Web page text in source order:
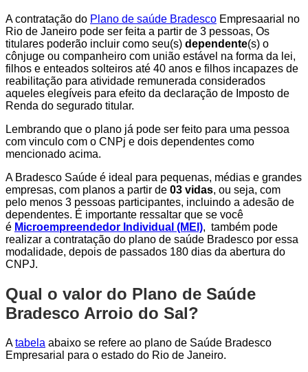
A contratação do Plano de saúde Bradesco Empresaarial no
Rio de Janeiro pode ser feita a partir de 3 pessoas, Os
titulares poderão incluir como seu(s) dependente(s) o
cônjuge ou companheiro com união estável na forma da lei,
filhos e enteados solteiros até 40 anos e filhos incapazes de
reabilitação para atividade remunerada considerados
aqueles elegíveis para efeito da declaração de Imposto de
Renda do segurado titular.
Lembrando que o plano já pode ser feito para uma pessoa
com vinculo com o CNPj e dois dependentes como
mencionado acima.
A Bradesco Saúde é ideal para pequenas, médias e grandes
empresas, com planos a partir de 03 vidas, ou seja, com
pelo menos 3 pessoas participantes, incluindo a adesão de
dependentes. É importante ressaltar que se você
é Microempreendedor Individual (MEI), também pode
realizar a contratação do plano de saúde Bradesco por essa
modalidade, depois de passados 180 dias da abertura do
CNPJ.
Qual o valor do Plano de Saúde
Bradesco Arroio do Sal?
Atabela abaixo se refere ao plano de Saúde Bradesco
Empresarial para o estado do Rio de Janeiro.